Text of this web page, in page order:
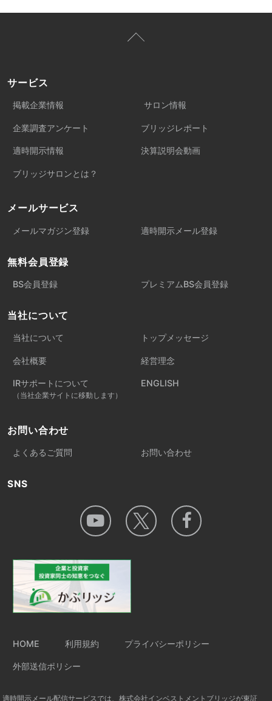
サービス
掲載企業情報 サロン情報
企業調査アンケート ブリッジレポート
適時開示情報 決算説明会動画
ブリッジサロンとは？
メールサービス
メールマガジン登録 適時開示メール登録
無料会員登録
BS会員登録 プレミアムBS会員登録
当社について
当社について トップメッセージ
会社概要 経営理念
IRサポートについて
（当社企業サイトに移動します）
ENGLISH
お問い合わせ
よくあるご質問 お問い合わせ
SNS
HOME 利用規約 プライバシーポリシー
外部送信ポリシー
適時開示メール配信サービスでは、株式会社インベストメントブリッジが東証